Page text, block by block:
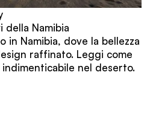
della Namibia
in Namibia, dove la bellezza
raffinato. Leggi come
nel deserto.